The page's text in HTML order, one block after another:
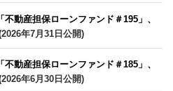
動産担保ローンファンド＃195」、
年7月31日公開)
動産担保ローンファンド＃185」、
年6月30日公開)